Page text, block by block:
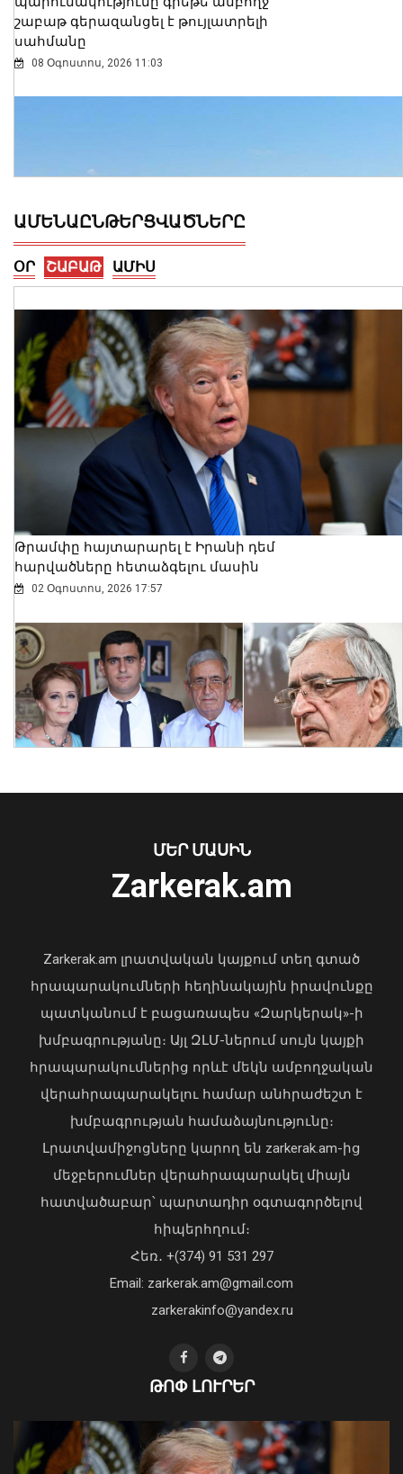
շաբաթ գերազանցել է թույլատրելի
սահմանը
08 Օգոստոս, 2026 11:03
Մ-2 միջպետական ճանապարհի
Իշխանասար-Նորավան հատվածում
միջին նորոգման աշխատանքներ են
կատարվում
08 Օգոստոս, 2026 10:50
ՀՀ տարածքում
ավտոճանապարհներն անցանելի են
Հայաստանի և Ադրբեջանի միջև
հակամարտության էջը փակված է,
խաղաղությունը հաստատված է․
Նիկոլ Փաշինյան
08 Օգոստոս, 2026 10:22
կենտրոնը կանխատեսել է լոլիկի,
կաղամբի և սոխի բերքատվությունը
08 Օգոստոս, 2026 10:11
ԱՄԵՆԱԸՆԹԵՐՑՎԱԾՆԵՐԸ
ՕՐ ՇԱԲԱԹ ԱՄԻՍ
Թրամփը հայտարարել է Իրանի դեմ
հարվածները հետաձգելու մասին
02 Օգոստոս, 2026 17:57
«Պարտվեցինք դաժան հիվանդության
04 Օգոստոս, 2026 19:12
կոտրում են Telegram, WhatsApp․
մեդիափորձագետ (տեսանյութ)
04 Օգոստոս, 2026 23:34
ՄԵՐ ՄԱՍԻՆ
Zarkerak.am
Zarkerak.am լրատվական կայքում տեղ գտած
հրապարակումների հեղինակային իրավունքը
պատկանում է բացառապես «Զարկերակ»-ի
խմբագրությանը։ Այլ ԶԼՄ-ներում սույն կայքի
հրապարակումներից որևէ մեկն ամբողջական
վերահրապարակելու համար անհրաժեշտ է
խմբագրության համաձայնությունը։
Լրատվամիջոցները կարող են zarkerak.am-ից
մեջբերումներ վերահրապարակել միայն
հատվածաբար՝ պարտադիր օգտագործելով
հիպերհղում։
Հեռ․ +(374) 91 531 297
Email: zarkerak.am@gmail.com
zarkerakinfo@yandex.ru
ԹՈՓ ԼՈՒՐԵՐ